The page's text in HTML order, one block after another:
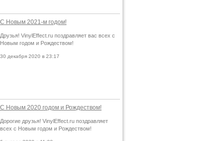
С Новым 2021-м годом!
Друзья! VinylEffect.ru поздравляет вас всех с
Новым годом и Рождеством!
30 декабря 2020 в 23:17
С Новым 2020 годом и Рождеством!
Дорогие друзья! VinylEffect.ru поздравляет
всех с Новым годом и Рождеством!